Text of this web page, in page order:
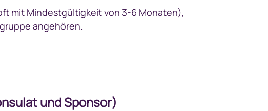
mit Mindestgültigkeit von 3-6 Monaten),
angehören.
und Sponsor)